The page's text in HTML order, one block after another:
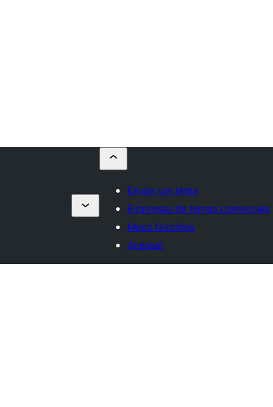
Enviar um tema
Empresas de temas comerciais
Meus favoritos
Acessar